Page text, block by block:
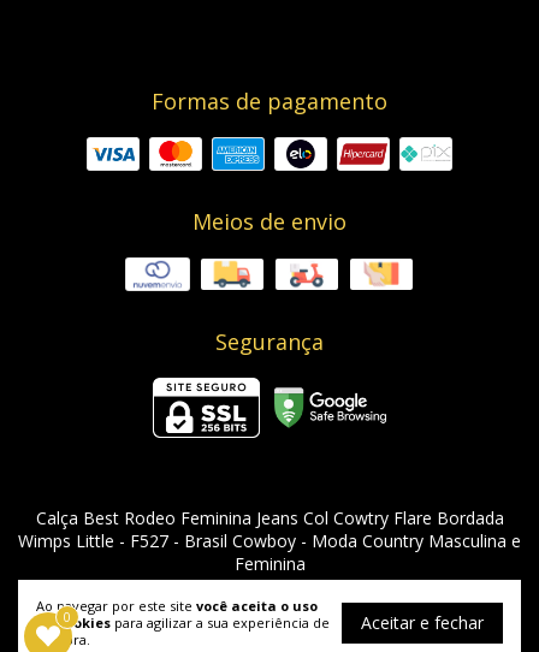
Ao navegar por este site você aceita o uso
de cookies para agilizar a sua experiência de
compra.
Aceitar e fechar
Formas de pagamento
Meios de envio
Segurança
Calça Best Rodeo Feminina Jeans Col Cowtry Flare Bordada
Wimps Little - F527 - Brasil Cowboy - Moda Country Masculina e
Feminina
0